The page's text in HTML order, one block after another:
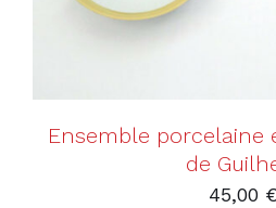
Ensemble porcelaine
de
45,00